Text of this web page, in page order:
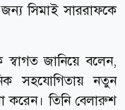
জন্য সিমাই সাররাফকে
স্বাগত জানিয়ে বলেন,
সহযোগিতায় নতুন
করেন। তিনি বেলারুশ